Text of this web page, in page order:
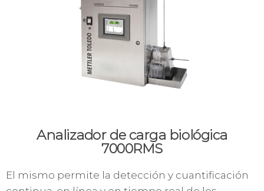
Analizador de carga biológica
7000RMS
El mismo permite la detección y cuantificación